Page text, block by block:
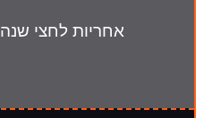
אחריות לחצי שנה